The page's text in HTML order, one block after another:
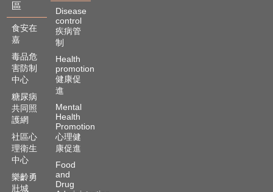
區
食安在
嘉
毒品危
害防制
中心
糖尿病
共同照
護網
社區心
理衛生
中心
樂齡勇
壯城
Disease
control
疾病管
制
Health
promotion
健康促
進
Mental
Health
Promotion
心理健
康促進
Food
and
Drug